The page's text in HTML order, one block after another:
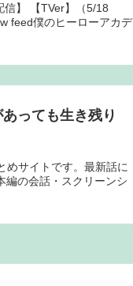
】 【TVer】（5/18
feed僕のヒーローアカデ
っても生き残り
めサイトです。最新話に
編の会話・スクリーンシ